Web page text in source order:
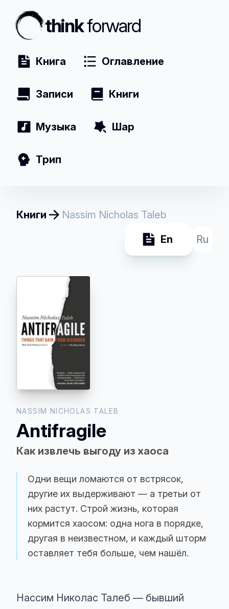
thinkforward
Книга Оглавление
Записи Книги
Музыка Шар
Трип
Книги
Nassim Nicholas Taleb
En
Ru
NASSIM NICHOLAS TALEB
Antifragile
Как извлечь выгоду из хаоса
Одни вещи ломаются от встрясок,
другие их выдерживают — а третьи от
них растут. Строй жизнь, которая
кормится хаосом: одна нога в порядке,
другая в неизвестном, и каждый шторм
оставляет тебя больше, чем нашёл.
Нассим Николас Талеб — бывший